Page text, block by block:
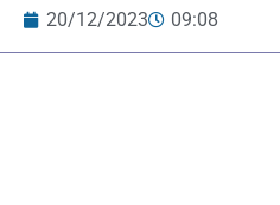
20/12/2023 09:08